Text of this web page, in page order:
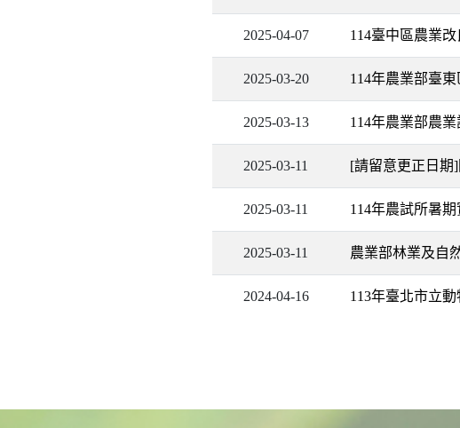
2025-04-07 114臺中區農業
2025-03-20 114年農業部臺
2025-03-13 114年農業部農
2025-03-11 [請留意更正日期
2025-03-11 114年農試所暑
2025-03-11 農業部林業及自
2024-04-16 113年臺北市立